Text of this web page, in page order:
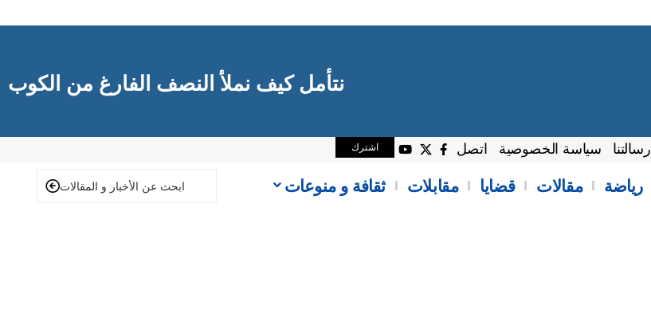
نتأمل كيف نملأ النصف الفارغ من الكوب
رسالتنا سياسة الخصوصية اتصل اشترك
رياضة مقالات قضايا مقابلات ثقافة و منوعات